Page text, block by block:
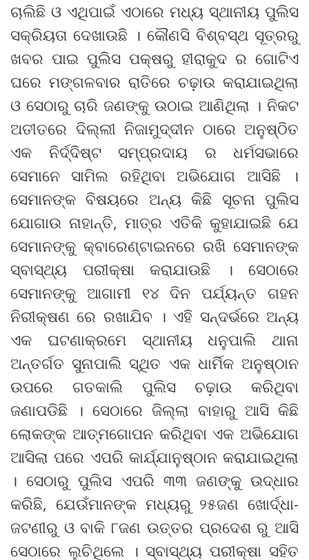
ଚାଲିଛି ଓ ଏଥିପାଇଁ ଏଠାରେ ମଧ୍ୟ ସ୍ଥାନୀୟ ପୁଲିସ
ସକ୍ରିୟତା ଦେଖାଉଛି । କୌଣସି ବିଶ୍ବସ୍ଥ ସୂତ୍ରରୁ
ଖବର ପାଇ ପୁଲିସ ପକ୍ଷରୁ ହୀରାକୁଦ ର ଗୋଟିଏ
ଘରେ ମଙ୍ଗଳବାର ରାତିରେ ଚଢ଼ାଉ କରାଯାଇଥିଲା
ଓ ସେଠାରୁ ଚାରି ଜଣଙ୍କୁ ଉଠାଇ ଆଣିଥିଲା । ନିକଟ
ଅତୀତରେ ଦିଲ୍ଲୀ ନିଜାମୁଦ୍ଦୀନ ଠାରେ ଅନୁଷ୍ଠିତ
ଏକ ନିର୍ଦ୍ଦିଷ୍ଟ ସମ୍ପ୍ରଦାୟ ର ଧର୍ମସଭାରେ
ସେମାନେ ସାମିଲ ରହିଥିବା ଅଭିଯୋଗ ଆସିଛି ।
ସେମାନଙ୍କ ବିଷୟରେ ଅନ୍ୟ କିଛି ସୂଚନା ପୁଲିସ
ଯୋଗାଉ ନାହାନ୍ତି, ମାତ୍ର ଏତିକି କୁହାଯାଇଛି ଯେ
ସେମାନଙ୍କୁ କ୍ବାରେଣ୍ଟାଇନରେ ରଖି ସେମାନଙ୍କ
ସ୍ବାସ୍ଥ୍ୟ ପରୀକ୍ଷା କରାଯାଉଛି । ସେଠାରେ
ସେମାନଙ୍କୁ ଆଗାମୀ ୧୪ ଦିନ ପର୍ଯ୍ୟନ୍ତ ଗହନ
ନିରୀକ୍ଷଣ ରେ ରଖାଯିବ । ଏହି ସନ୍ଦର୍ଭରେ ଅନ୍ୟ
ଏକ ଘଟଣାକ୍ରମେ ସ୍ଥାନୀୟ ଧନୁପାଲି ଥାନା
ଅନ୍ତର୍ଗତ ସୁନାପାଲି ସ୍ଥିତ ଏକ ଧାର୍ମିକ ଅନୁଷ୍ଠାନ
ଉପରେ ଗତକାଲି ପୁଲିସ ଚଢ଼ାଉ କରିଥିବା
ଜଣାପଡିଛି । ସେଠାରେ ଜିଲ୍ଲା ବାହାରୁ ଆସି କିଛି
ଲୋକଙ୍କ ଆତ୍ମଗୋପନ କରିଥିବା ଏକ ଅଭିଯୋଗ
ଆସିଲା ପରେ ଏପରି କାର୍ଯ୍ଯାନୁଷ୍ଠାନ କରାଯାଇଥିଲା
। ସେଠାରୁ ପୁଲିସ ଏପରି ୩୩ ଜଣଙ୍କୁ ଉଦ୍ଧାର
କରିଛି, ଯେଉଁମାନଙ୍କ ମଧ୍ୟରୁ ୨୫ଜଣ ଖୋର୍ଦ୍ଧା-
ଜଟଣୀରୁ ଓ ବାକି ୮ଜଣ ଉତ୍ତର ପ୍ରଦେଶ ରୁ ଆସି
ସେଠାରେ ଲୁଚିଥିଲେ । ସ୍ବାସ୍ଥ୍ୟ ପରୀକ୍ଷା ସହିତ